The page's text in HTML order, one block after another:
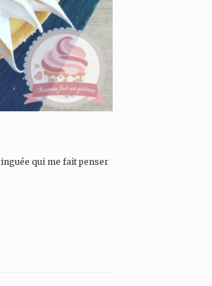
qui me fait penser